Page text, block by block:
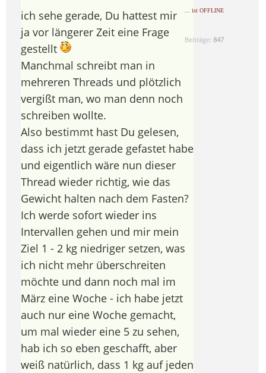
... ist OFFLINE
Beiträge:847
ich sehe gerade, Du hattest mir
ja vor längerer Zeit eine Frage
gestellt
Manchmal schreibt man in
mehreren Threads und plötzlich
vergißt man, wo man denn noch
schreiben wollte.
Also bestimmt hast Du gelesen,
dass ich jetzt gerade gefastet habe
und eigentlich wäre nun dieser
Thread wieder richtig, wie das
Gewicht halten nach dem Fasten?
Ich werde sofort wieder ins
Intervallen gehen und mir mein
Ziel 1 - 2 kg niedriger setzen, was
ich nicht mehr überschreiten
möchte und dann noch mal im
März eine Woche - ich habe jetzt
auch nur eine Woche gemacht,
um mal wieder eine 5 zu sehen,
hab ich so eben geschafft, aber
weiß natürlich, dass 1 kg auf jeden